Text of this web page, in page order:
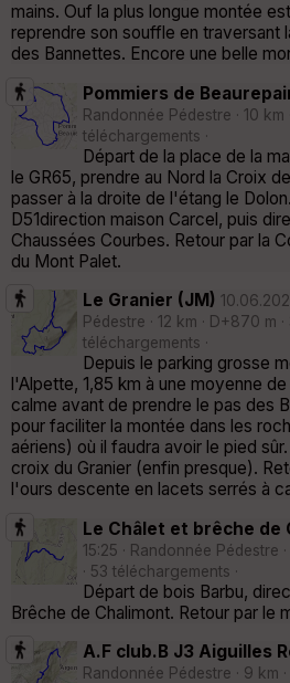
mains. Ouf la plus longue montée
reprendre son souffle en traversant
des Bannettes. Encore une belle
Pommiers de
Randonnée Pédestre · 10 km
téléchargements ·
Départ de la place de la
le GR65, prendre au Nord la Croix
passer à la droite de l'étang le
D51direction maison Carcel, puis
Chaussées Courbes. Retour par la
du Mont Palet.
Le Granier (JM)
Pédestre · 12 km · D+870 m
téléchargements ·
Depuis le parking grosse
l'Alpette, 1,85 km à une moyenne
calme avant de prendre le pas des
pour faciliter la montée dans les
aériens) où il faudra avoir le pied
croix du Granier (enfin presque).
l'ours descente en lacets serrés à
Le Châlet et brêche de
15:25 · Randonnée Pédestre
· 53 téléchargements ·
Départ de bois Barbu,
Brêche de Chalimont. Retour par le
A.F club.B J3 Aiguilles
Randonnée Pédestre · 9 km